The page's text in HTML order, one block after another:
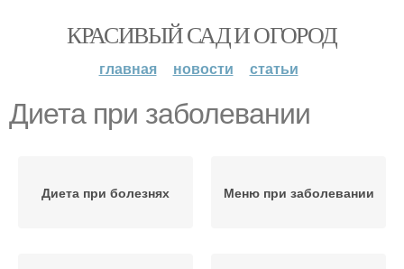
КРАСИВЫЙ САД И ОГОРОД
главная новости статьи
Диета при заболевании
Диета при болезнях Меню при заболевании